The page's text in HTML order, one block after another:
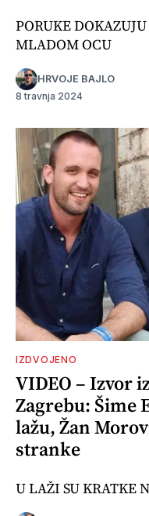
PORUKE
MLADOM OCU
HRVOJE BAJLO
8 travnja 2024
IZDVOJENO
VIDEO – Izvor
Zagrebu: Šime
lažu, Žan
stranke
U LAŽI SU KRATKE